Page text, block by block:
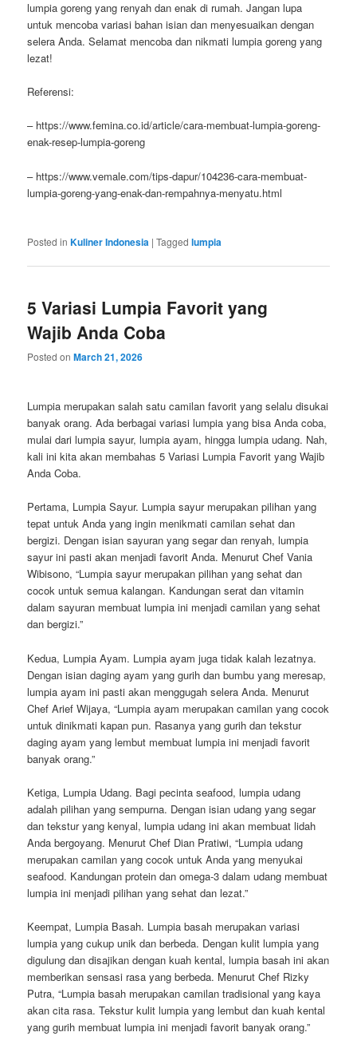
lumpia goreng yang renyah dan enak di rumah. Jangan lupa
untuk mencoba variasi bahan isian dan menyesuaikan dengan
selera Anda. Selamat mencoba dan nikmati lumpia goreng yang
lezat!
Referensi:
– https://www.femina.co.id/article/cara-membuat-lumpia-goreng-
enak-resep-lumpia-goreng
– https://www.vemale.com/tips-dapur/104236-cara-membuat-
lumpia-goreng-yang-enak-dan-rempahnya-menyatu.html
Posted in Kuliner Indonesia |Tagged lumpia
5 Variasi Lumpia Favorit yang
Wajib Anda Coba
Posted onMarch 21, 2026
Lumpia merupakan salah satu camilan favorit yang selalu disukai
banyak orang. Ada berbagai variasi lumpia yang bisa Anda coba,
mulai dari lumpia sayur, lumpia ayam, hingga lumpia udang. Nah,
kali ini kita akan membahas 5 Variasi Lumpia Favorit yang Wajib
Anda Coba.
Pertama, Lumpia Sayur. Lumpia sayur merupakan pilihan yang
tepat untuk Anda yang ingin menikmati camilan sehat dan
bergizi. Dengan isian sayuran yang segar dan renyah, lumpia
sayur ini pasti akan menjadi favorit Anda. Menurut Chef Vania
Wibisono, “Lumpia sayur merupakan pilihan yang sehat dan
cocok untuk semua kalangan. Kandungan serat dan vitamin
dalam sayuran membuat lumpia ini menjadi camilan yang sehat
dan bergizi.”
Kedua, Lumpia Ayam. Lumpia ayam juga tidak kalah lezatnya.
Dengan isian daging ayam yang gurih dan bumbu yang meresap,
lumpia ayam ini pasti akan menggugah selera Anda. Menurut
Chef Arief Wijaya, “Lumpia ayam merupakan camilan yang cocok
untuk dinikmati kapan pun. Rasanya yang gurih dan tekstur
daging ayam yang lembut membuat lumpia ini menjadi favorit
banyak orang.”
Ketiga, Lumpia Udang. Bagi pecinta seafood, lumpia udang
adalah pilihan yang sempurna. Dengan isian udang yang segar
dan tekstur yang kenyal, lumpia udang ini akan membuat lidah
Anda bergoyang. Menurut Chef Dian Pratiwi, “Lumpia udang
merupakan camilan yang cocok untuk Anda yang menyukai
seafood. Kandungan protein dan omega-3 dalam udang membuat
lumpia ini menjadi pilihan yang sehat dan lezat.”
Keempat, Lumpia Basah. Lumpia basah merupakan variasi
lumpia yang cukup unik dan berbeda. Dengan kulit lumpia yang
digulung dan disajikan dengan kuah kental, lumpia basah ini akan
memberikan sensasi rasa yang berbeda. Menurut Chef Rizky
Putra, “Lumpia basah merupakan camilan tradisional yang kaya
akan cita rasa. Tekstur kulit lumpia yang lembut dan kuah kental
yang gurih membuat lumpia ini menjadi favorit banyak orang.”